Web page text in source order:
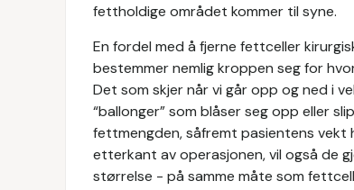
fettholdige området kommer til syne.
En fordel med å fjerne fettceller
bestemmer nemlig kroppen seg for
Det som skjer når vi går opp og ned i
“ballonger” som blåser seg opp eller
fettmengden, såfremt pasientens vekt
etterkant av operasjonen, vil også de
størrelse - på samme måte som